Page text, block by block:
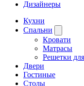
Дизайнеры
Кухни
Спальни
Кровати
Матрасы
Решетки
Двери
Гостиные
Столы